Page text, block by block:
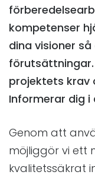
kompetenser
dina visioner
projektets krav
Informerar dig i
Genom att
möjliggör vi ett
kvalitetssäkrat